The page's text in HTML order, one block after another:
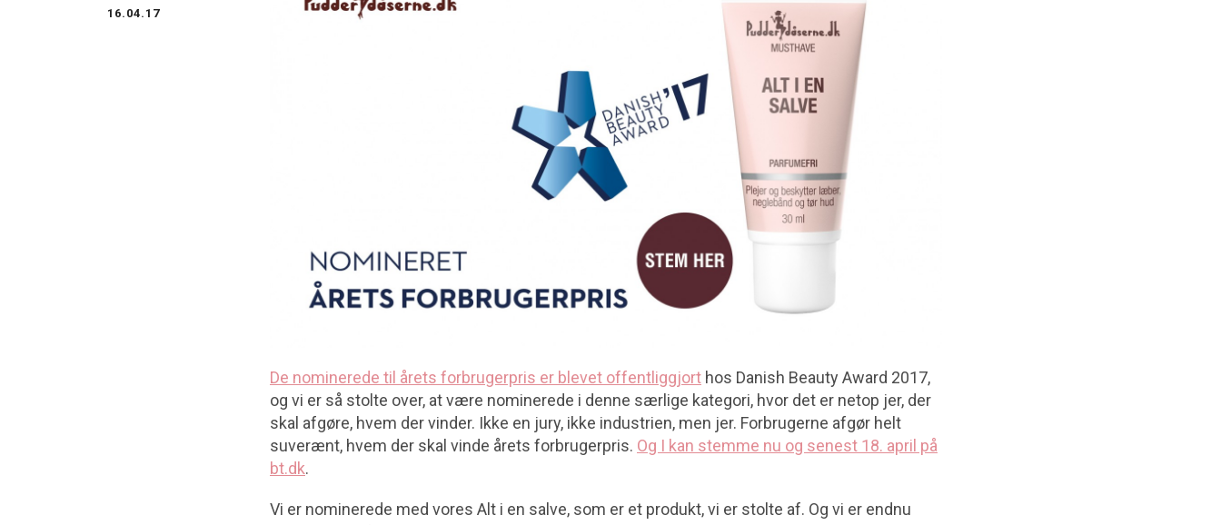
16.04.17
De nominerede til årets forbrugerpris er blevet offentliggjort hos Danish Beauty Award 2017,
og vi er så stolte over, at være nominerede i denne særlige kategori, hvor det er netop jer, der
skal afgøre, hvem der vinder. Ikke en jury, ikke industrien, men jer. Forbrugerne afgør helt
suverænt, hvem der skal vinde årets forbrugerpris. Og I kan stemme nu og senest 18. april på
bt.dk.
Vi er nominerede med vores Alt i en salve, som er et produkt, vi er stolte af. Og vi er endnu